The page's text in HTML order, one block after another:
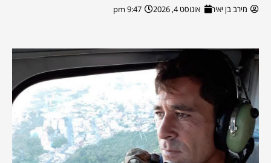
מירב בן יאיר אוגוסט 4, 2026 9:47 pm